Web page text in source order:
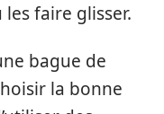
faire glisser.
bague de
la bonne